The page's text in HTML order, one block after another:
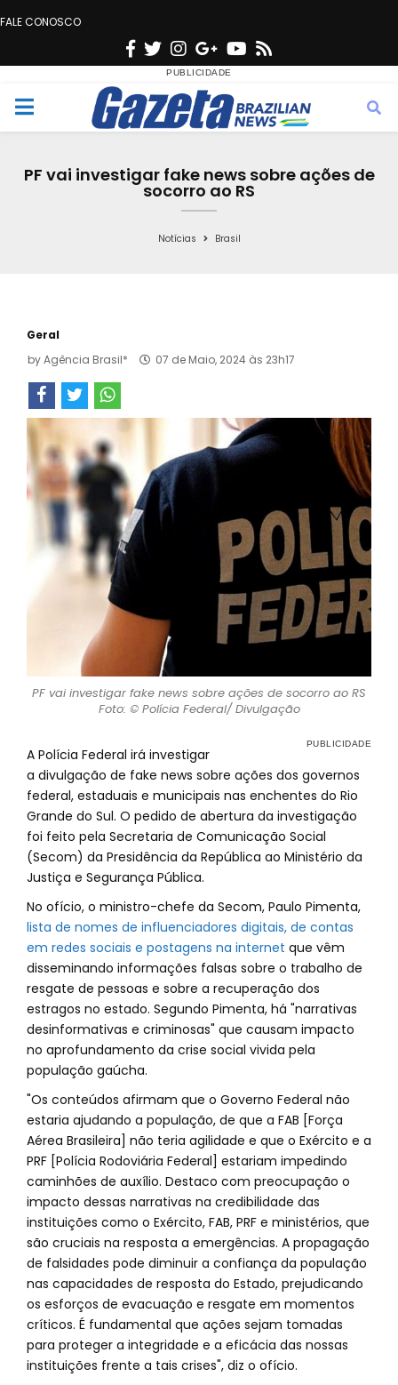
FALE CONOSCO
F
c
e
o
T
w
i
t
e
n
s
t
g
r
a
G
o
o
g
e
Y
u
t
b
s
M
PF vai investigar fake news sobre ações de
socorro ao RS
Notícias Brasil
Geral
byAgência Brasil* 07 de Maio, 2024 às 23h17
PF vai investigar fake news sobre ações de socorro ao RS
Foto: © Polícia Federal/ Divulgação
A Polícia Federal irá investigar
a divulgação de fake news sobre ações dos governos
federal, estaduais e municipais nas enchentes do Rio
Grande do Sul. O pedido de abertura da investigação
foi feito pela Secretaria de Comunicação Social
(Secom) da Presidência da República ao Ministério da
Justiça e Segurança Pública.
No ofício, o ministro-chefe da Secom, Paulo Pimenta,
lista de nomes de influenciadores digitais, de contas
em redes sociais e postagens na internet que vêm
disseminando informações falsas sobre o trabalho de
resgate de pessoas e sobre a recuperação dos
estragos no estado. Segundo Pimenta, há "narrativas
desinformativas e criminosas" que causam impacto
no aprofundamento da crise social vivida pela
população gaúcha.
"Os conteúdos afirmam que o Governo Federal não
estaria ajudando a população, de que a FAB [Força
Aérea Brasileira] não teria agilidade e que o Exército e a
PRF [Polícia Rodoviária Federal] estariam impedindo
caminhões de auxílio. Destaco com preocupação o
impacto dessas narrativas na credibilidade das
instituições como o Exército, FAB, PRF e ministérios, que
são cruciais na resposta a emergências. A propagação
de falsidades pode diminuir a confiança da população
nas capacidades de resposta do Estado, prejudicando
os esforços de evacuação e resgate em momentos
críticos. É fundamental que ações sejam tomadas
para proteger a integridade e a eficácia das nossas
instituições frente a tais crises", diz o ofício.